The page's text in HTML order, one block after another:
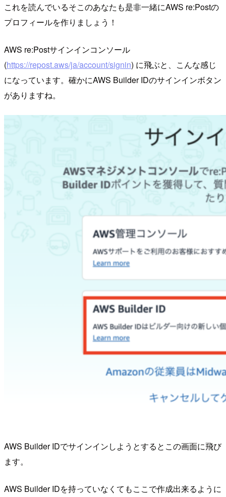
これを読んでいるそこのあなたも是非一緒にAWS re:Postの
プロフィールを作りましょう！
AWS re:Postサインインコンソール
(https://repost.aws/ja/account/signin) に飛ぶと、こんな感じ
になっています。確かにAWS Builder IDのサインインボタン
がありますね。
AWS Builder IDでサインインしようとするとこの画面に飛び
ます。
AWS Builder IDを持っていなくてもここで作成出来るように